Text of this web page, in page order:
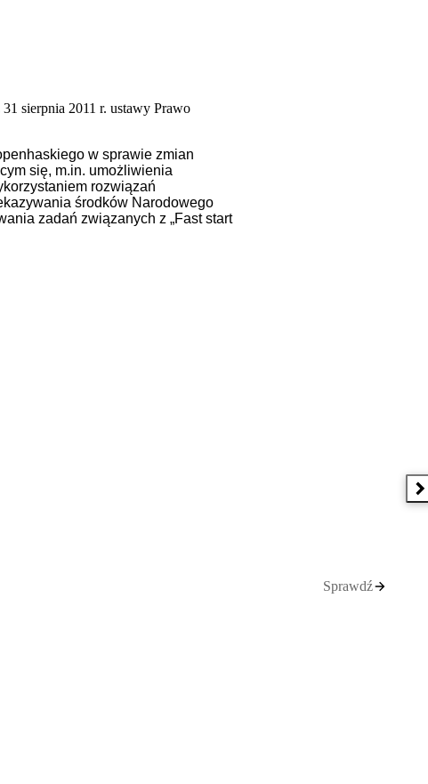
sierpnia 2011 r. ustawy Prawo
w sprawie zmian
się, m.in. umożliwienia
rozwiązań
środków Narodowego
zadań związanych z „Fast start
Sprawdź